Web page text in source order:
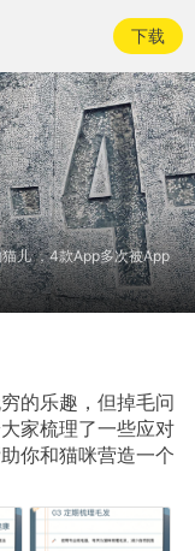
下载
儿 ，4款App多次被App
的乐趣，但掉毛问
家梳理了一些应对
你和猫咪营造一个